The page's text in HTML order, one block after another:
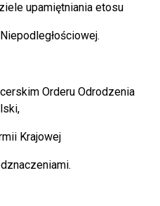
upamiętniania etosu
Orderu Odrodzenia
Krajowej